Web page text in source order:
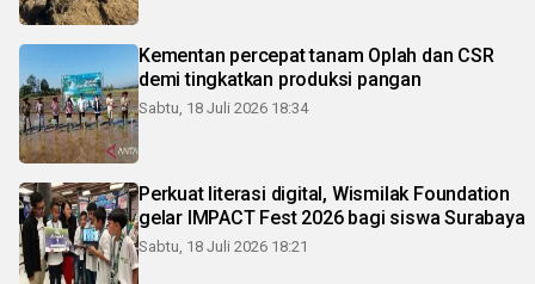
Kementan percepat tanam Oplah dan CSR
demi tingkatkan produksi pangan
Sabtu, 18 Juli 2026 18:34
Perkuat literasi digital, Wismilak Foundation
gelar IMPACT Fest 2026 bagi siswa Surabaya
Sabtu, 18 Juli 2026 18:21